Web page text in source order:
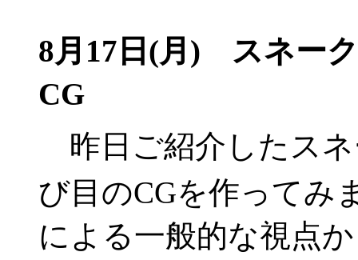
8月17日(月) スネー
CG
昨日ご紹介したス
び目のCGを作ってみ
による一般的な視点